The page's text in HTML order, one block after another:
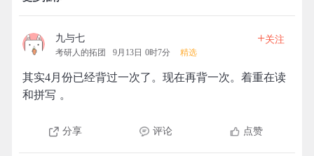
九与七
考研人的拓团 9月13日 0时7分 精选
+关注
其实4月份已经背过一次了。现在再背一次。着重在读
和拼写 。
分享 评论 点赞